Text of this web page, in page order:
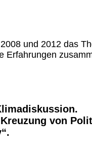
und 2012 das
von